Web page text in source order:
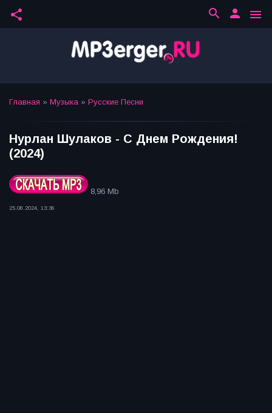
share menu
person
search
Главная » Музыка » Русские Песни
Нурлан Шулаков - С Днем Рождения!
(2024)
8,96 Mb
25.08.2024, 13:36